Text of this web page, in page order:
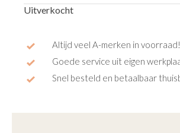
Uitverkocht
Altijd veel A-merken in voorraad!
Goede service uit eigen
Snel besteld en betaalbaar